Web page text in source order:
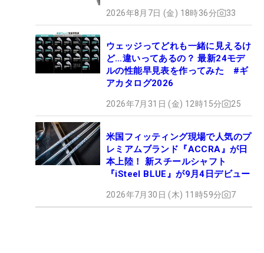
2026年8月7日 (金) 18時36分 33
ウェッジってどれも一緒に見えるけ
ど…違いってあるの？ 最新24モデ
ルの性能早見表を作ってみた #ギ
アカタログ2026
2026年7月31日 (金) 12時15分 25
米国フィッティング現場で人気のプ
レミアムブランド『ACCRA』が日
本上陸！ 新スチールシャフト
『iSteel BLUE』が9月4日デビュー
2026年7月30日 (木) 11時59分 7